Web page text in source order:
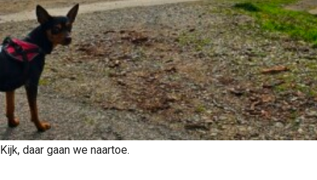
Kijk, daar gaan we naartoe.